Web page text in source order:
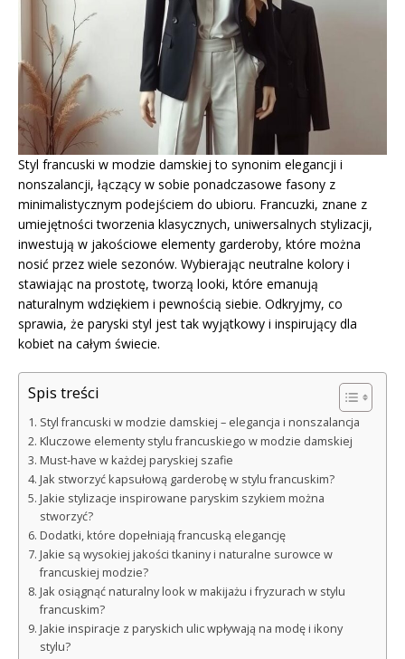
Styl francuski w modzie damskiej to synonim elegancji i
nonszalancji, łączący w sobie ponadczasowe fasony z
minimalistycznym podejściem do ubioru. Francuzki, znane z
umiejętności tworzenia klasycznych, uniwersalnych stylizacji,
inwestują w jakościowe elementy garderoby, które można
nosić przez wiele sezonów. Wybierając neutralne kolory i
stawiając na prostotę, tworzą looki, które emanują
naturalnym wdziękiem i pewnością siebie. Odkryjmy, co
sprawia, że paryski styl jest tak wyjątkowy i inspirujący dla
kobiet na całym świecie.
Spis treści
Styl francuski w modzie damskiej – elegancja i nonszalancja
Kluczowe elementy stylu francuskiego w modzie damskiej
Must-have w każdej paryskiej szafie
Jak stworzyć kapsułową garderobę w stylu francuskim?
Jakie stylizacje inspirowane paryskim szykiem można
stworzyć?
Dodatki, które dopełniają francuską elegancję
Jakie są wysokiej jakości tkaniny i naturalne surowce w
francuskiej modzie?
Jak osiągnąć naturalny look w makijażu i fryzurach w stylu
francuskim?
Jakie inspiracje z paryskich ulic wpływają na modę i ikony
stylu?